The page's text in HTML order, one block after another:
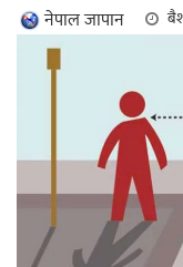
नेपाल जापान